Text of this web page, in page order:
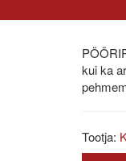
kui ka
Tootja: